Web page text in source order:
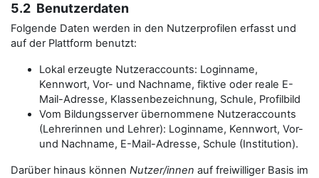
5.2 Benutzerdaten
Folgende Daten werden in den Nutzerprofilen erfasst und
auf der Plattform benutzt:
Lokal erzeugte Nutzeraccounts: Loginname,
Kennwort, Vor- und Nachname, fiktive oder reale E-
Mail-Adresse, Klassenbezeichnung, Schule, Profilbild
Vom Bildungsserver übernommene Nutzeraccounts
(Lehrerinnen und Lehrer): Loginname, Kennwort, Vor-
und Nachname, E-Mail-Adresse, Schule (Institution).
Darüber hinaus können Nutzer/innen auf freiwilliger Basis im